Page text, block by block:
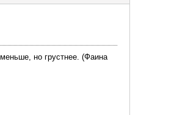
но грустнее. (Фаина